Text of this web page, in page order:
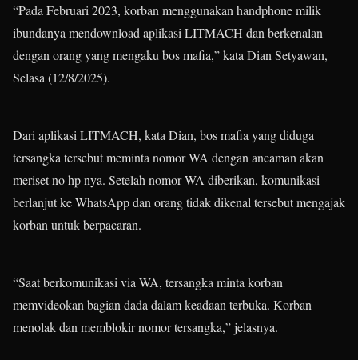
“Pada Februari 2023, korban menggunakan handphone milik
ibundanya mendownload aplikasi LITMACH dan berkenalan
dengan orang yang mengaku bos mafia,” kata Dian Setyawan,
Selasa (12/8/2025).
Dari aplikasi LITMACH, kata Dian, bos mafia yang diduga
tersangka tersebut meminta nomor WA dengan ancaman akan
meriset no hp nya. Setelah nomor WA diberikan, komunikasi
berlanjut ke WhatsApp dan orang tidak dikenal tersebut mengajak
korban untuk berpacaran.
“Saat berkomunikasi via WA, tersangka minta korban
memvideokan bagian dada dalam keadaan terbuka. Korban
menolak dan memblokir nomor tersangka,” jelasnya.